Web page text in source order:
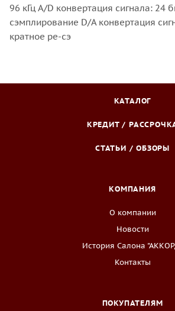
96 кГц A/D конвертация сигнала: 24
сэмплирование D/A конвертация
кратное ре-сэ
КАТАЛОГ
КРЕДИТ /
СТАТЬИ / ОБЗОРЫ
КОМПАНИЯ
О компании
Новости
История Салона
Контакты
ПОКУПАТЕЛЯМ